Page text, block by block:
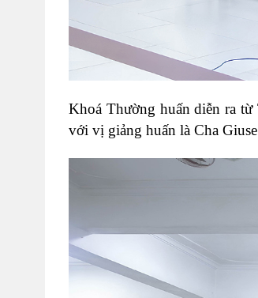
Khoá Thường huấn diễn ra
với vị giảng huấn là Cha